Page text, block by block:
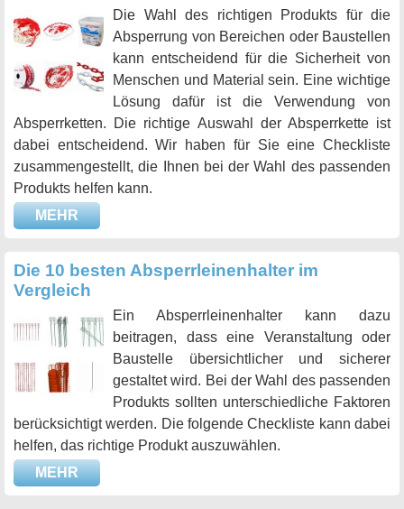
Die Wahl des richtigen Produkts für die
Absperrung von Bereichen oder Baustellen
kann entscheidend für die Sicherheit von
Menschen und Material sein. Eine wichtige
Lösung dafür ist die Verwendung von
Absperrketten. Die richtige Auswahl der Absperrkette ist
dabei entscheidend. Wir haben für Sie eine Checkliste
zusammengestellt, die Ihnen bei der Wahl des passenden
Produkts helfen kann.
MEHR
Die 10 besten Absperrleinenhalter im
Vergleich
Ein Absperrleinenhalter kann dazu
beitragen, dass eine Veranstaltung oder
Baustelle übersichtlicher und sicherer
gestaltet wird. Bei der Wahl des passenden
Produkts sollten unterschiedliche Faktoren
berücksichtigt werden. Die folgende Checkliste kann dabei
helfen, das richtige Produkt auszuwählen.
MEHR